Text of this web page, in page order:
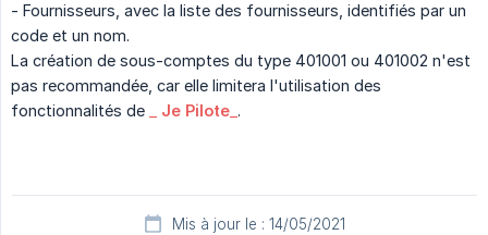
- Fournisseurs, avec la liste des fournisseurs, identifiés par un
code et un nom.
La création de sous-comptes du type 401001 ou 401002 n'est
pas recommandée, car elle limitera l'utilisation des
fonctionnalités de
Je Pilote .
Mis à jour le : 14/05/2021